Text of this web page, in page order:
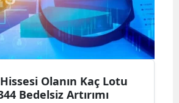
Olanın Kaç Lotu
Bedelsiz Artırımı